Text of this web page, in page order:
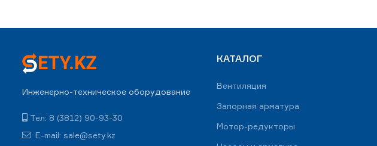
Инженерно-техническое оборудование
Тел: 8 (3812) 90-93-30
E-mail: sale@sety.kz
КАТАЛОГ
Вентиляция
Запорная арматура
Мотор-редукторы